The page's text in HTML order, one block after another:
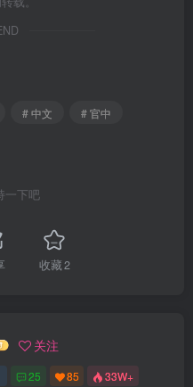
# 中文
# 官中
一下吧
收藏2
关注
25 85 33W+